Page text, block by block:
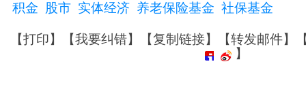
积金
股市 实体经济 养老保险基金 社保基金
【打印】【我要纠错】【复制链接】【转发邮件】
】